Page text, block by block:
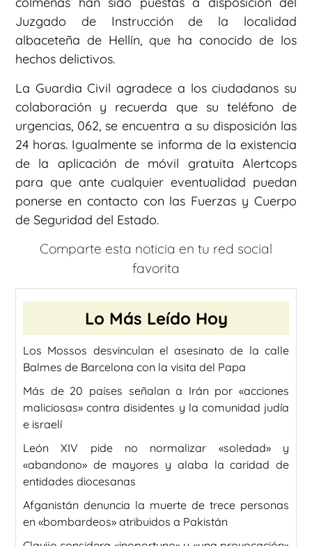
Juzgado de Instrucción de la localidad
albaceteña de Hellín, que ha conocido de los
hechos delictivos.
La Guardia Civil agradece a los ciudadanos su
colaboración y recuerda que su teléfono de
urgencias, 062, se encuentra a su disposición las
24 horas. Igualmente se informa de la existencia
de la aplicación de móvil gratuita Alertcops
para que ante cualquier eventualidad puedan
ponerse en contacto con las Fuerzas y Cuerpo
de Seguridad del Estado.
Comparte esta noticia en tu red social
favorita
Lo Más Leído Hoy
Los Mossos desvinculan el asesinato de la calle
Balmes de Barcelona con la visita del Papa
Más de 20 países señalan a Irán por «acciones
maliciosas» contra disidentes y la comunidad judía
e israelí
León XIV pide no normalizar «soledad» y
«abandono» de mayores y alaba la caridad de
entidades diocesanas
Afganistán denuncia la muerte de trece personas
en «bombardeos» atribuidos a Pakistán